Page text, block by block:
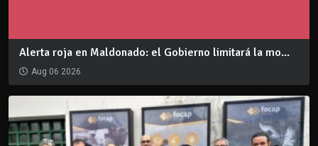
Alerta roja en Maldonado: el Gobierno limitará la mo...
Aug 06 2026